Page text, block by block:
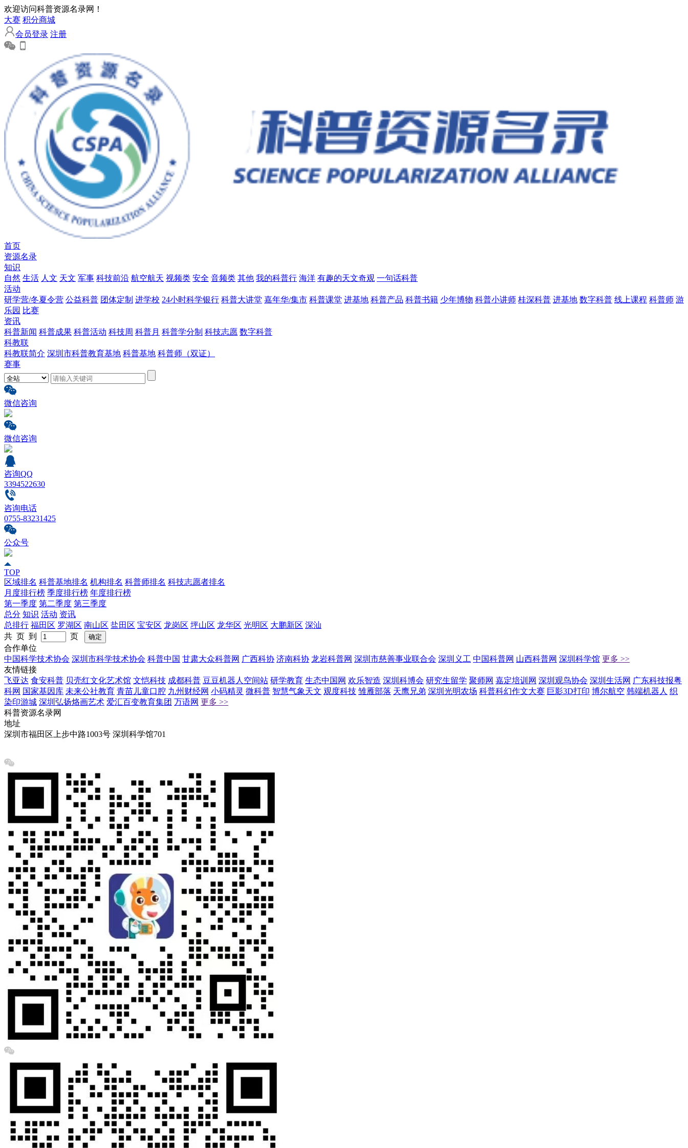
欢迎访问科普资源名录网！
大赛 积分商城
会员登录 注册
首页
资源名录
知识
自然 生活 人文 天文 军事 科技前沿 航空航天 视频类 安全 音频类 其他 我的科普行 海洋 有趣的天文奇观 一句话科普
活动
研学营/冬夏令营 公益科普 团体定制 进学校 24小时科学银行 科普大讲堂 嘉年华/集市 科普课堂 进基地 科普产品 科普书籍 少年博物 科普小讲师 桂深科普 进基地 数字科普 线上课程 科普师 游
乐园 比赛
资讯
科普新闻 科普成果 科普活动 科技周 科普月 科普学分制 科技志愿 数字科普
科教联
科教联简介 深圳市科普教育基地 科普基地 科普师（双证）
赛事
微信咨询
微信咨询
咨询QQ
3394522630
咨询电话
0755-83231425
公众号
TOP
区域排名 科普基地排名 机构排名 科普师排名 科技志愿者排名
月度排行榜 季度排行榜 年度排行榜
第一季度 第二季度 第三季度
总分 知识 活动 资讯
总排行 福田区 罗湖区 南山区 盐田区 宝安区 龙岗区 坪山区 龙华区 光明区 大鹏新区 深汕
共 页 到
页
合作单位
中国科学技术协会 深圳市科学技术协会 科普中国 甘肃大众科普网 广西科协 济南科协 龙岩科普网 深圳市慈善事业联合会 深圳义工 中国科普网 山西科普网 深圳科学馆 更多 >>
友情链接
飞亚达 食安科普 贝壳红文化艺术馆 文恺科技 成都科普 豆豆机器人空间站 研学教育 生态中国网 欢乐智造 深圳科博会 研究生留学 聚师网 嘉定培训网 深圳观鸟协会 深圳生活网 广东科技报粤
科网 国家基因库 未来公社教育 青苗儿童口腔 九州财经网 小码精灵 微科普 智慧气象天文 观度科技 雏雁部落 天鹰兄弟 深圳光明农场 科普科幻作文大赛 巨影3D打印 博尔航空 韩端机器人 织
染印游城 深圳弘扬烙画艺术 爱汇百变教育集团 万语网 更多 >>
科普资源名录网
地址
深圳市福田区上步中路1003号 深圳科学馆701